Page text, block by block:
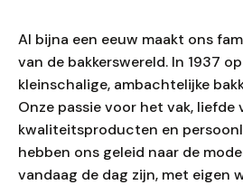
Al bijna een eeuw maakt ons
van de bakkerswereld. In 1937
kleinschalige, ambachtelijke
Onze passie voor het vak, liefde
kwaliteitsproducten en
hebben ons geleid naar de
vandaag de dag zijn, met eigen